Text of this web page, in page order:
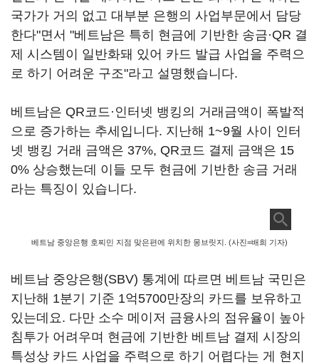
국가가 거의 없고 대부분 은행의 사업부문에서 담당
한다"면서 "베트남은 특히 현금에 기반한 송금·QR 결
제 시스템이 일반화돼 있어 카드 발급 사업을 주력으
로 하기 어려운 구조"라고 설명했습니다.
베트남은 QR코드·인터넷 뱅킹의 거래금액이 폭발적
으로 증가하는 추세입니다. 지난해 1~9월 사이 인터
넷 뱅킹 거래 금액은 37%, QR코드 결제 금액은 15
0% 상승했는데 이들 모두 현금에 기반한 송금 거래
라는 특징이 있습니다.
베트남 중앙은행 호찌민 지점 맞은편에 위치한 몽브릿지. (사진=배희 기자)
베트남 중앙은행(SBV) 통계에 따르면 베트남 국민은
지난해 1분기 기준 1억5700만장의 카드를 보유하고
있는데요. 다만 소수 메이저 금융사의 점유율이 높아
침투가 어려우며 현금에 기반한 베트남 결제 시장의
특성상 카드 사업을 주력으로 하기 어렵다는 게 현지